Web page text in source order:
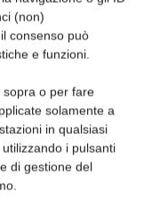
(non)
consenso può
e funzioni.
o per fare
solamente a
in qualsiasi
i pulsanti
di gestione del